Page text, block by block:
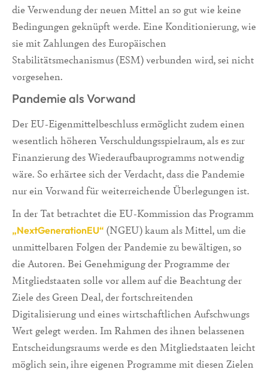
die Verwendung der neuen Mittel an so gut wie keine
Bedingungen geknüpft werde. Eine Konditionierung, wie
sie mit Zahlungen des Europäischen
Stabilitätsmechanismus (ESM) verbunden wird, sei nicht
vorgesehen.
Pandemie als Vorwand
Der EU-Eigenmittelbeschluss ermöglicht zudem einen
wesentlich höheren Verschuldungsspielraum, als es zur
Finanzierung des Wiederaufbauprogramms notwendig
wäre. So erhärtee sich der Verdacht, dass die Pandemie
nur ein Vorwand für weiterreichende Überlegungen ist.
In der Tat betrachtet die EU-Kommission das Programm
„NextGenerationEU“ (NGEU) kaum als Mittel, um die
unmittelbaren Folgen der Pandemie zu bewältigen, so
die Autoren. Bei Genehmigung der Programme der
Mitgliedstaaten solle vor allem auf die Beachtung der
Ziele des Green Deal, der fortschreitenden
Digitalisierung und eines wirtschaftlichen Aufschwungs
Wert gelegt werden. Im Rahmen des ihnen belassenen
Entscheidungsraums werde es den Mitgliedstaaten leicht
möglich sein, ihre eigenen Programme mit diesen Zielen